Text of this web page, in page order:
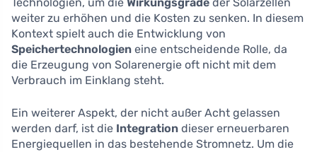
Technologien, um die Wirkungsgrade der Solarzellen
weiter zu erhöhen und die Kosten zu senken. In diesem
Kontext spielt auch die Entwicklung von
Speichertechnologien eine entscheidende Rolle, da
die Erzeugung von Solarenergie oft nicht mit dem
Verbrauch im Einklang steht.
Ein weiterer Aspekt, der nicht außer Acht gelassen
werden darf, ist die Integration dieser erneuerbaren
Energiequellen in das bestehende Stromnetz. Um die